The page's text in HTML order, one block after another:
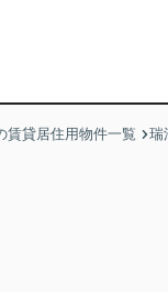
賃貸居住用物件一覧 瑞